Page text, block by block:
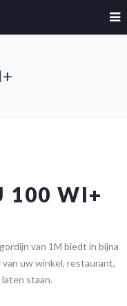
100 WI+
van 1M biedt in bijna
uw winkel, restaurant,
staan.